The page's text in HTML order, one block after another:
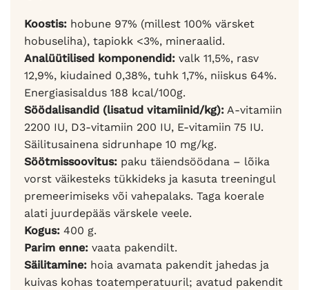
Koostis: hobune 97% (millest 100% värsket
hobuseliha), tapiokk <3%, mineraalid.
Analüütilised komponendid: valk 11,5%, rasv
12,9%, kiudained 0,38%, tuhk 1,7%, niiskus 64%.
Energiasisaldus 188 kcal/100g.
Söödalisandid (lisatud vitamiinid/kg): A-vitamiin
2200 IU, D3-vitamiin 200 IU, E-vitamiin 75 IU.
Säilitusainena sidrunhape 10 mg/kg.
Söötmissoovitus: paku täiendsöödana – lõika
vorst väikesteks tükkideks ja kasuta treeningul
premeerimiseks või vahepalaks. Taga koerale
alati juurdepääs värskele veele.
Kogus: 400 g.
Parim enne: vaata pakendilt.
Säilitamine: hoia avamata pakendit jahedas ja
kuivas kohas toatemperatuuril; avatud pakendit